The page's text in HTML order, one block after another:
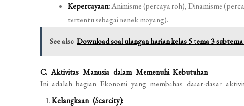
Kepercayaan:Animisme (percaya roh), Dinamisme
tertentu sebagai nenek moyang).
See also Download soal ulangan harian kelas 5 tema 3 subtema
C. Aktivitas Manusia dalam Memenuhi Kebutuhan
Ini adalah bagian Ekonomi yang membahas dasar-dasar
Kelangkaan (Scarcity):